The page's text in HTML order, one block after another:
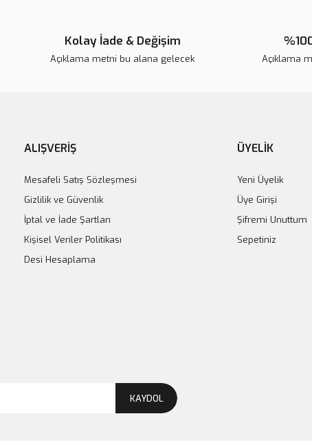
Kolay İade & Değişim
Açıklama metni bu alana gelecek Açıklama
ALIŞVERİŞ
Mesafeli Satış Sözleşmesi
Gizlilik ve Güvenlik
İptal ve İade Şartları
Kişisel Veriler Politikası
Desi Hesaplama
ÜYELİK
Yeni Üyelik
Üye Girişi
Şifremi Unuttum
Sepetiniz
KAYDOL